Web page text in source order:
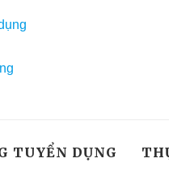
TUYỂN DỤNG